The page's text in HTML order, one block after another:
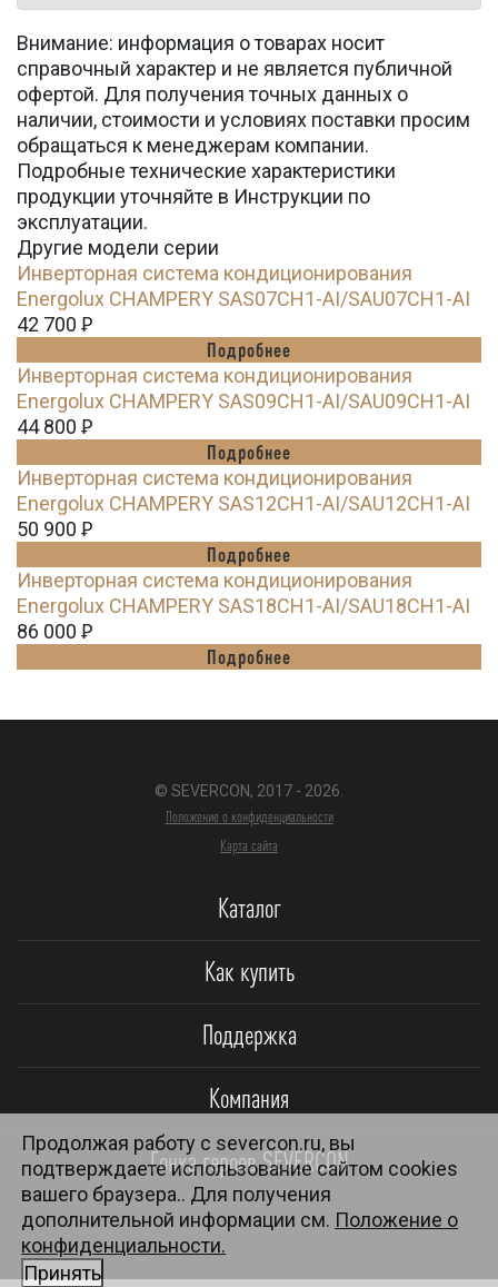
Внимание: информация о товарах носит
справочный характер и не является публичной
офертой. Для получения точных данных о
наличии, стоимости и условиях поставки просим
обращаться к менеджерам компании.
Подробные технические характеристики
продукции уточняйте в Инструкции по
эксплуатации.
Другие модели серии
Инверторная система кондиционирования
Energolux CHAMPERY SAS07CH1-AI/SAU07CH1-AI
42 700 Ꝑ
Подробнее
Инверторная система кондиционирования
Energolux CHAMPERY SAS09CH1-AI/SAU09CH1-AI
44 800 Ꝑ
Подробнее
Инверторная система кондиционирования
Energolux CHAMPERY SAS12CH1-AI/SAU12CH1-AI
50 900 Ꝑ
Подробнее
Инверторная система кондиционирования
Energolux CHAMPERY SAS18CH1-AI/SAU18CH1-AI
86 000 Ꝑ
Подробнее
© SEVERCON, 2017 - 2026.
Положение о конфиденциальности
Карта сайта
Каталог
Как купить
Поддержка
Компания
Гонка героев SEVERCON
Продолжая работу с severcon.ru, вы
подтверждаете использование сайтом cookies
вашего браузера.. Для получения
дополнительной информации см. Положение о
конфиденциальности.
Принять